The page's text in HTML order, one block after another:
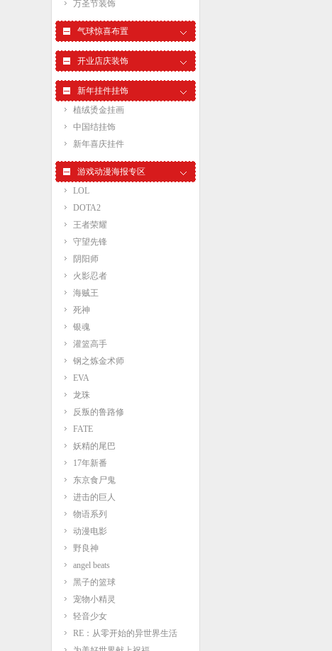
万圣节装饰
气球惊喜布置
开业店庆装饰
新年挂件挂饰
植绒烫金挂画
中国结挂饰
新年喜庆挂件
游戏动漫海报专区
LOL
DOTA2
王者荣耀
守望先锋
阴阳师
火影忍者
海贼王
死神
银魂
灌篮高手
钢之炼金术师
EVA
龙珠
反叛的鲁路修
FATE
妖精的尾巴
17年新番
东京食尸鬼
进击的巨人
物语系列
动漫电影
野良神
angel beats
黑子的篮球
宠物小精灵
轻音少女
RE：从零开始的异世界生活